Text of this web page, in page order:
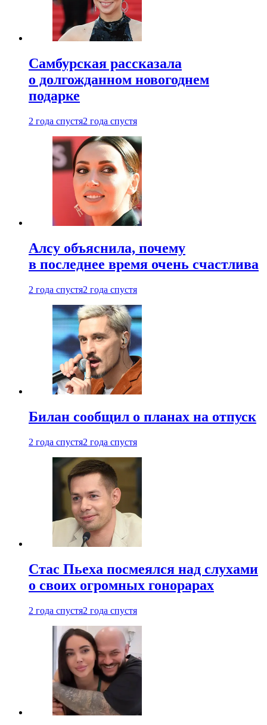
Самбурская рассказала
о долгожданном новогоднем
подарке
2 года спустя2 года спустя
Алсу объяснила, почему
в последнее время очень счастлива
2 года спустя2 года спустя
Билан сообщил о планах на отпуск
2 года спустя2 года спустя
Стас Пьеха посмеялся над слухами
о своих огромных гонорарах
2 года спустя2 года спустя